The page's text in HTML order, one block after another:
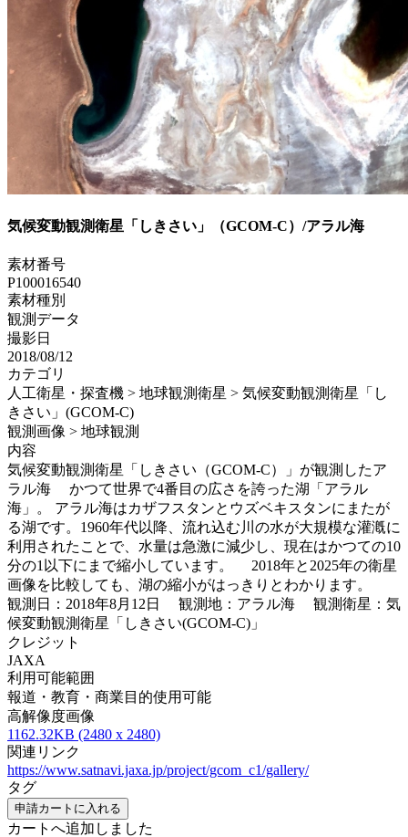
気候変動観測衛星「しきさい」（GCOM-C）/アラル海
素材番号
P100016540
素材種別
観測データ
撮影日
2018/08/12
カテゴリ
人工衛星・探査機 > 地球観測衛星 > 気候変動観測衛星「し
きさい」(GCOM-C)
観測画像 > 地球観測
内容
気候変動観測衛星「しきさい（GCOM-C）」が観測したア
ラル海 かつて世界で4番目の広さを誇った湖「アラル
海」。 アラル海はカザフスタンとウズベキスタンにまたが
る湖です。1960年代以降、流れ込む川の水が大規模な灌漑に
利用されたことで、水量は急激に減少し、現在はかつての10
分の1以下にまで縮小しています。 2018年と2025年の衛星
画像を比較しても、湖の縮小がはっきりとわかります。
観測日：2018年8月12日 観測地：アラル海 観測衛星：気
候変動観測衛星「しきさい(GCOM-C)」
クレジット
JAXA
利用可能範囲
報道・教育・商業目的使用可能
高解像度画像
1162.32KB (2480 x 2480)
関連リンク
https://www.satnavi.jaxa.jp/project/gcom_c1/gallery/
タグ
申請カートに入れる
カートへ追加しました